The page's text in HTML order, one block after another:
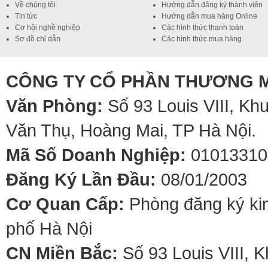
Về chúng tôi
Tin tức
Cơ hội nghề nghiệp
Sơ đồ chỉ dẫn
Hướng dẫn đăng ký thành viên
Hướng dẫn mua hàng Online
Các hình thức thanh toán
Các hình thức mua hàng
CÔNG TY CỔ PHẦN THƯƠNG
Văn Phòng: Số 93 Louis VIII,
Văn Thụ, Hoàng Mai, TP Hà Nội.
Mã Số Doanh Nghiệp:
Đăng Ký Lần Đầu: 08/01/2003
Cơ Quan Cấp: Phòng đăng ký
phố Hà Nội
CN Miền Bắc: Số 93 Louis VIII,